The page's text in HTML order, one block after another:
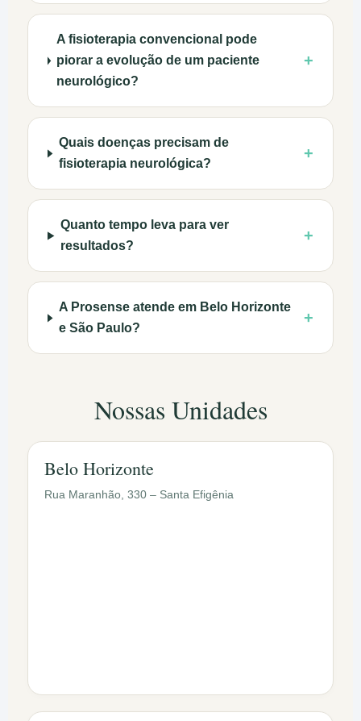
A fisioterapia convencional pode
piorar a evolução de um paciente
neurológico?
+
Quais doenças precisam de
fisioterapia neurológica?
+
Quanto tempo leva para ver
resultados?
+
A Prosense atende em Belo Horizonte
e São Paulo?
+
Nossas Unidades
Belo Horizonte
Rua Maranhão, 330 – Santa Efigênia